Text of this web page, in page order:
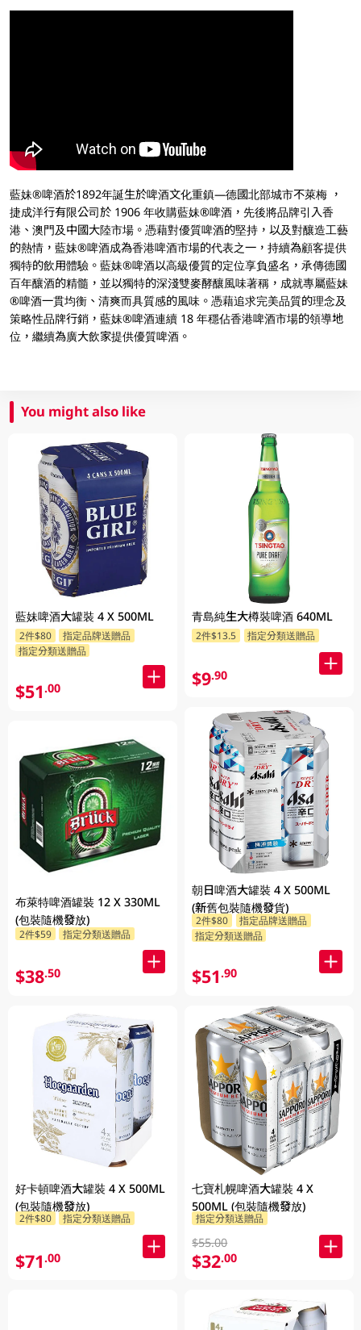
藍妹®啤酒於1892年誕生於啤酒文化重鎮—德國北部城市不萊梅 ，
捷成洋行有限公司於 1906 年收購藍妹®啤酒，先後將品牌引入香
港、澳門及中國大陸市場。憑藉對優質啤酒的堅持，以及對釀造工藝
的熱情，藍妹®啤酒成為香港啤酒市場的代表之一，持續為顧客提供
獨特的飲用體驗。藍妹®啤酒以高級優質的定位享負盛名，承傳德國
百年釀酒的精髓，並以獨特的深淺雙麥酵釀風味著稱，成就專屬藍妹
®啤酒一貫均衡、清爽而具質感的風味。憑藉追求完美品質的理念及
策略性品牌行銷，藍妹®啤酒連續 18 年穩佔香港啤酒市場的領導地
位，繼續為廣大飲家提供優質啤酒。
You might also like
藍妹啤酒大罐裝 4 X 500ML
2件$80
指定品牌送贈品
指定分類送贈品
$51.00
布萊特啤酒罐裝 12 X 330ML
(包裝隨機發放)
2件$59 指定分類送贈品
$38.50
好卡頓啤酒大罐裝 4 X 500ML
(包裝隨機發放)
2件$80 指定分類送贈品
$71.00
青島純生大樽裝啤酒 640ML
2件$13.5 指定分類送贈品
$9.90
朝日啤酒大罐裝 4 X 500ML
(新舊包裝隨機發貨)
2件$80
指定品牌送贈品
指定分類送贈品
$51.90
七寶札幌啤酒大罐裝 4 X
500ML (包裝隨機發放)
指定分類送贈品
$55.00
$32.00